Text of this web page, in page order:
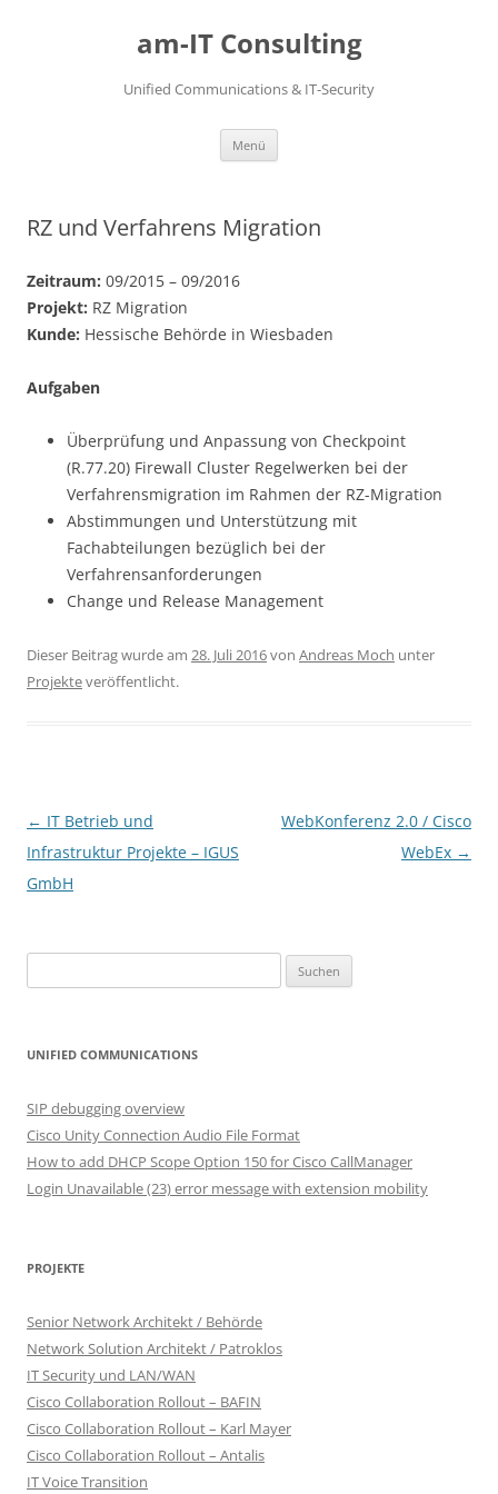
am-IT Consulting
Unified Communications & IT-Security
Menü
RZ und Verfahrens Migration
Zeitraum: 09/2015 – 09/2016
Projekt: RZ Migration
Kunde: Hessische Behörde in Wiesbaden
Aufgaben
Überprüfung und Anpassung von Checkpoint
(R.77.20) Firewall Cluster Regelwerken bei der
Verfahrensmigration im Rahmen der RZ-Migration
Abstimmungen und Unterstützung mit
Fachabteilungen bezüglich bei der
Verfahrensanforderungen
Change und Release Management
Dieser Beitrag wurde am 28. Juli 2016von Andreas Moch unter
Projekteveröffentlicht.
Beitragsnavigation
← IT Betrieb und
Infrastruktur Projekte – IGUS
GmbH
WebKonferenz 2.0 / Cisco
WebEx →
nach:
UNIFIED COMMUNICATIONS
SIP debugging overview
Cisco Unity Connection Audio File Format
How to add DHCP Scope Option 150 for Cisco CallManager
Login Unavailable (23) error message with extension mobility
PROJEKTE
Senior Network Architekt / Behörde
Network Solution Architekt / Patroklos
IT Security und LAN/WAN
Cisco Collaboration Rollout – BAFIN
Cisco Collaboration Rollout – Karl Mayer
Cisco Collaboration Rollout – Antalis
IT Voice Transition